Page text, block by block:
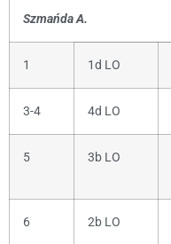
Szmańda A.
1 1d LO
3-4 4d LO
5 3b LO
6 2b LO